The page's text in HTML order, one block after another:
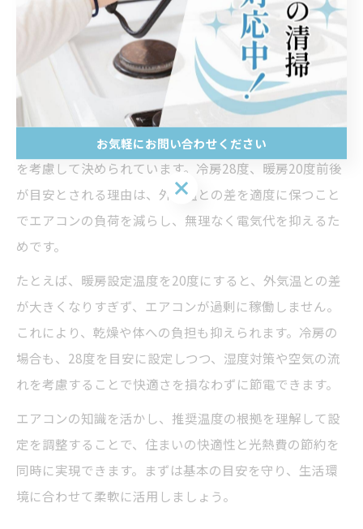
動運転の効率に影響するため、定期的なメンテナンスを
忘れずに行いましょう。エアコンの知識を活かせば、自
動運転を最大限に活用できます。
エアコン温度設定の根拠とその活用方法
エアコンの推奨設定温度は、快適性と省エネのバランス
を考慮して決められています。冷房28度、暖房20度前後
が目安とされる理由は、外気温との差を適度に保つこと
でエアコンの負荷を減らし、無理なく電気代を抑えるた
めです。
たとえば、暖房設定温度を20度にすると、外気温との差
が大きくなりすぎず、エアコンが過剰に稼働しません。
これにより、乾燥や体への負担も抑えられます。冷房の
場合も、28度を目安に設定しつつ、湿度対策や空気の流
れを考慮することで快適さを損なわずに節電できます。
エアコンの知識を活かし、推奨温度の根拠を理解して設
定を調整することで、住まいの快適性と光熱費の節約を
同時に実現できます。まずは基本の目安を守り、生活環
境に合わせて柔軟に活用しましょう。
お気軽にお問い合わせください
お気軽にお問い合わせください